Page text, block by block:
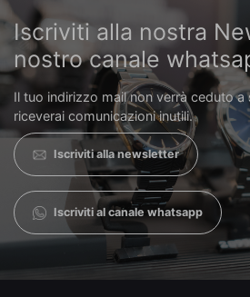
Iscriviti alla nostra
nostro canale
Il tuo indirizzo mail non verrà ceduto a
riceverai comunicazioni inutili.
Iscriviti alla newsletter
Iscriviti al canale whatsapp